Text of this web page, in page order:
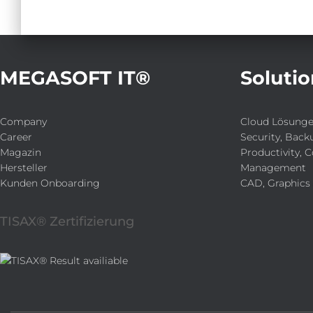
MEGASOFT IT®
Company
Career
Magazin
Hersteller
Kunden Onboarding
TISAX® Zertifizierung
Cloud
Security,
Productivity,
Management
CAD,